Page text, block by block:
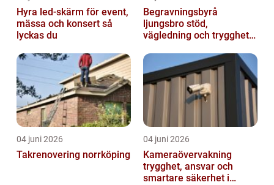
Hyra led-skärm för event,
mässa och konsert så
lyckas du
Begravningsbyrå
ljungsbro stöd,
vägledning och trygghet
04 juni 2026
Takrenovering norrköping
04 juni 2026
Kameraövervakning
trygghet, ansvar och
smartare säkerhet i